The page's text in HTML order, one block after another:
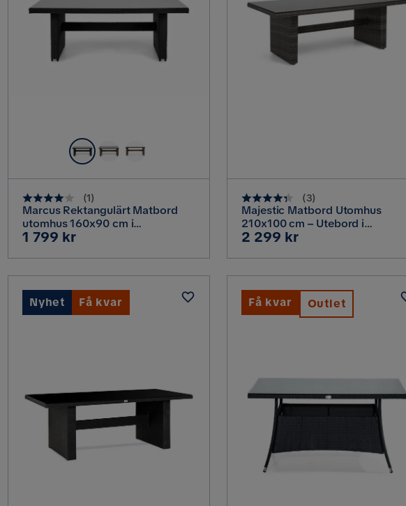
(1)
Marcus Rektangulärt Matbord
utomhus 160x90 cm i
konstrotting med glasskiva,
Pris
1 799 kr
(3)
Majestic Matbord Utomhus
210x100 cm – Utebord i
konstrotting med bordsskiva i
Pris
2 299 kr
Nyhet Få kvar Få kvar Outlet